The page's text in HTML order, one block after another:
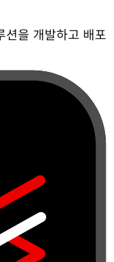
션을 개발하고 배포